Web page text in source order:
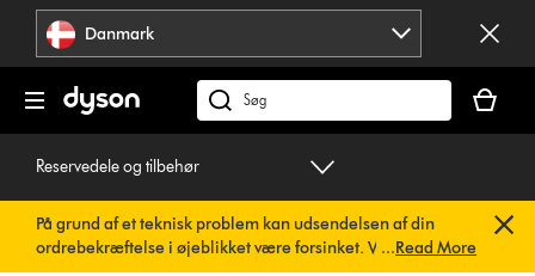
Spring
navigation
Danmark
Søg
på
er
tom
Reservedele og tilbehør
På grund af et teknisk problem kan udsendelsen af din
ordrebekræftelse i øjeblikket være forsinket. Vi arbejder
allerede på en hurtig løsning.Du behøver ikke at foretage
...Read More